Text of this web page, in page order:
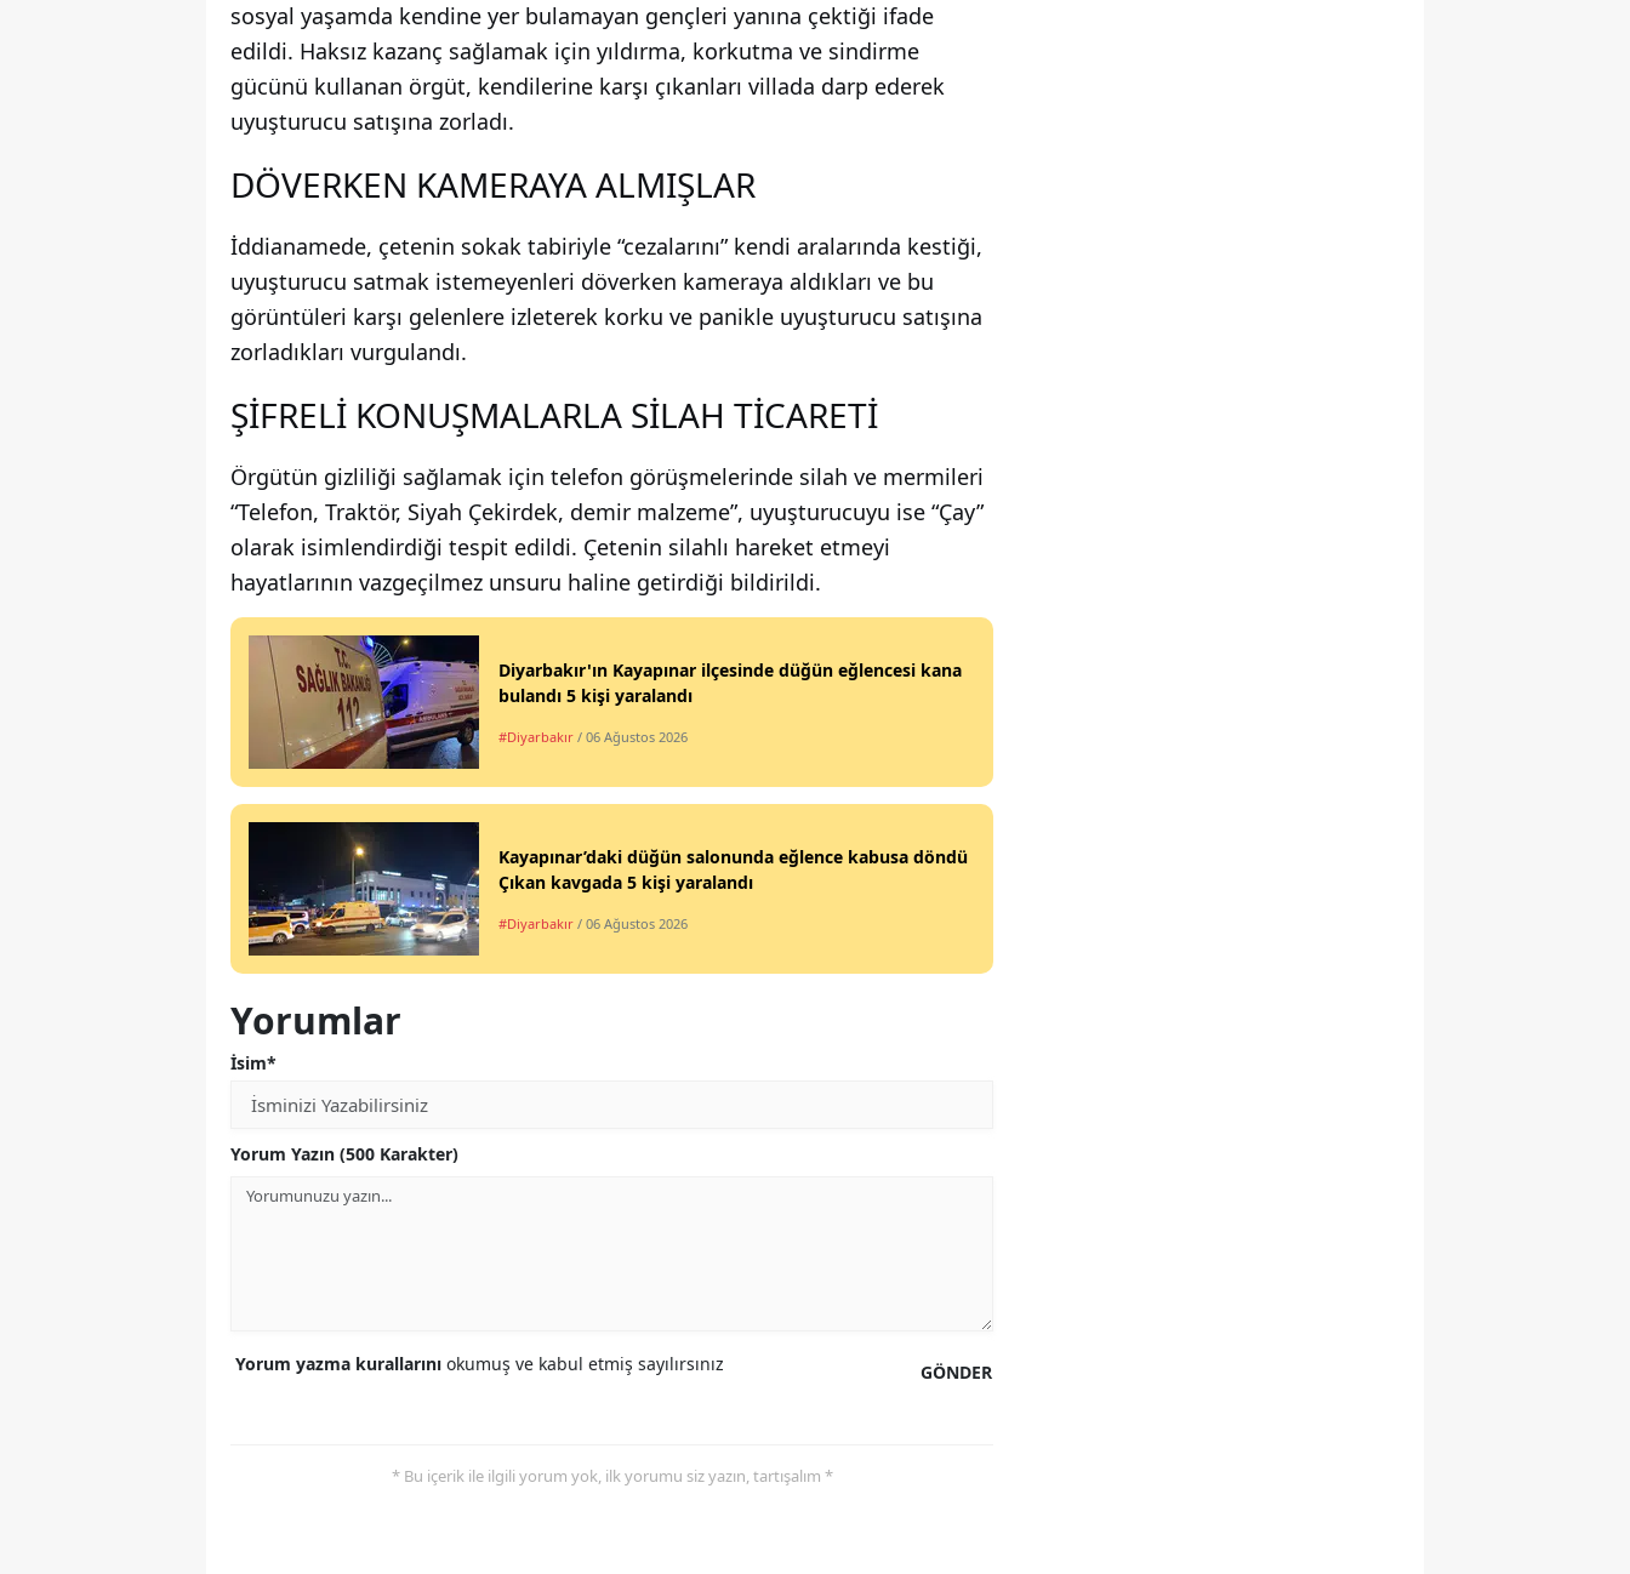
sosyal yaşamda kendine yer bulamayan gençleri yanına çektiği ifade
edildi. Haksız kazanç sağlamak için yıldırma, korkutma ve sindirme
gücünü kullanan örgüt, kendilerine karşı çıkanları villada darp ederek
uyuşturucu satışına zorladı.
DÖVERKEN KAMERAYA ALMIŞLAR
İddianamede, çetenin sokak tabiriyle “cezalarını” kendi aralarında kestiği,
uyuşturucu satmak istemeyenleri döverken kameraya aldıkları ve bu
görüntüleri karşı gelenlere izleterek korku ve panikle uyuşturucu satışına
zorladıkları vurgulandı.
ŞİFRELİ KONUŞMALARLA SİLAH TİCARETİ
Örgütün gizliliği sağlamak için telefon görüşmelerinde silah ve mermileri
“Telefon, Traktör, Siyah Çekirdek, demir malzeme”, uyuşturucuyu ise “Çay”
olarak isimlendirdiği tespit edildi. Çetenin silahlı hareket etmeyi
hayatlarının vazgeçilmez unsuru haline getirdiği bildirildi.
Diyarbakır'ın Kayapınar ilçesinde düğün eğlencesi kana
bulandı 5 kişi yaralandı
#Diyarbakır / 06 Ağustos 2026
Kayapınar’daki düğün salonunda eğlence kabusa döndü
Çıkan kavgada 5 kişi yaralandı
#Diyarbakır / 06 Ağustos 2026
Yorumlar
İsim*
Yorum Yazın (500 Karakter)
GÖNDER
Yorum yazma kurallarını okumuş ve kabul etmiş sayılırsınız
* Bu içerik ile ilgili yorum yok, ilk yorumu siz yazın, tartışalım *